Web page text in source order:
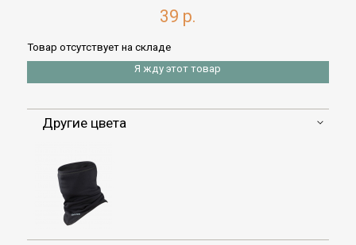
39 р.
Товар отсутствует на складе
Я жду этот товар
Другие цвета